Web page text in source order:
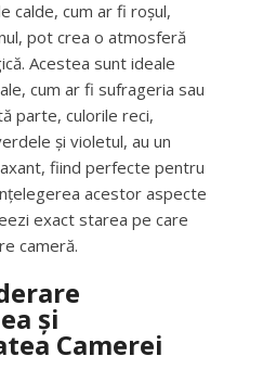
calde, cum ar fi roșul,
pot crea o atmosferă
Acestea sunt ideale
cum ar fi sufrageria sau
parte, culorile reci,
și violetul, au un
fiind perfecte pentru
acestor aspecte
exact starea pe care
cameră.
și
Camerei